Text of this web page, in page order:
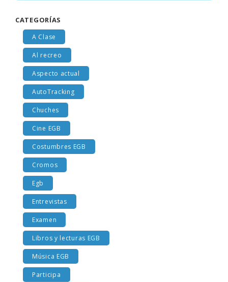
CATEGORÍAS
A Clase
Al recreo
Aspecto actual
AutoTracking
Chuches
Cine EGB
Costumbres EGB
Cromos
Egb
Entrevistas
Examen
Libros y lecturas EGB
Música EGB
Participa